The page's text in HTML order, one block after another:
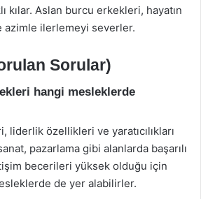
kılar. Aslan burcu erkekleri, hayatın
azimle ilerlemeyi severler.
Sorular)
hangi mesleklerde
liderlik özellikleri ve yaratıcılıkları
pazarlama gibi alanlarda başarılı
becerileri yüksek olduğu için
de yer alabilirler.